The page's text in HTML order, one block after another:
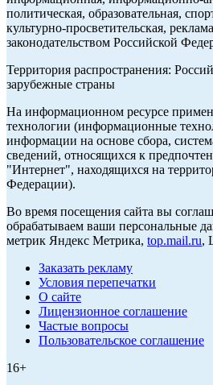
политическая, образовательная,
культурно-просветительская,
законодательством Российской
Территория распространения:
зарубежные страны
На информационном ресурсе
технологии (информационные
информации на основе сбора,
сведений, относящихся к
"Интернет", находящихся на
Федерации).
Во время посещения сайта вы
обрабатываем ваши персональные
метрик Яндекс Метрика, top.mail.ru,
Заказать рекламу
Условия перепечатки
О сайте
Лицензионное соглашение
Частые вопросы
Пользовательское соглашение
16+